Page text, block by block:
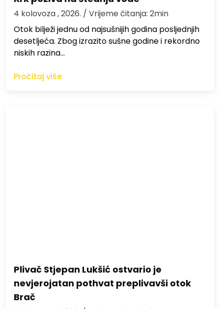
4 kolovoza , 2026. / Vrijeme čitanja: 2min
Otok bilježi jednu od najsušnijih godina posljednjih
desetljeća. Zbog izrazito sušne godine i rekordno
niskih razina…
Pročitaj više
Plivač Stjepan Lukšić ostvario je
nevjerojatan pothvat preplivavši otok
Brač